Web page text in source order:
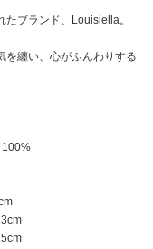
ブランド、Louisiella。
を纏い、心がふんわりする
100%